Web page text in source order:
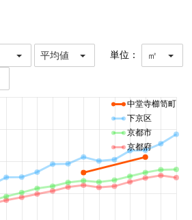
平均値 単位： ㎡
中堂寺櫛笥町
下京区
京都市
京都府